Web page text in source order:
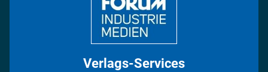
Verlags-Services